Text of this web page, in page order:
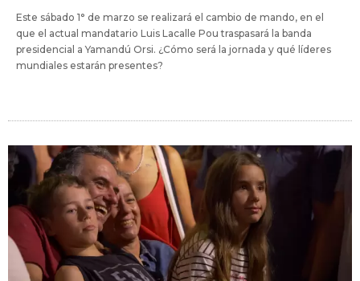
Este sábado 1° de marzo se realizará el cambio de mando, en el
que el actual mandatario Luis Lacalle Pou traspasará la banda
presidencial a Yamandú Orsi. ¿Cómo será la jornada y qué líderes
mundiales estarán presentes?